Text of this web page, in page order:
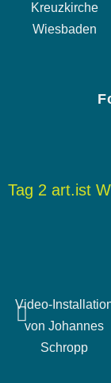
Kreuzkirche
Wiesbaden
Tag 2 art.ist
Video-
von Johannes
Schropp